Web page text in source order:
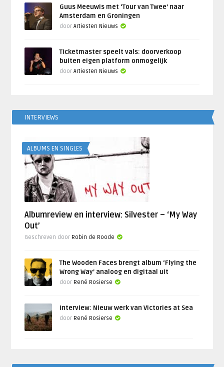
Guus Meeuwis met ‘Tour van Twee’ naar
Amsterdam en Groningen
doorArtiesten Nieuws
Ticketmaster speelt vals: doorverkoop
buiten eigen platform onmogelijk
doorArtiesten Nieuws
INTERVIEWS
ALBUMS EN SINGLES
Albumreview en interview: Silvester – ‘My Way
Out’
Geschreven door Robin de Roode
The Wooden Faces brengt album ‘Flying the
Wrong Way’ analoog en digitaal uit
door René Rosierse
Interview: Nieuw werk van Victories at Sea
door René Rosierse